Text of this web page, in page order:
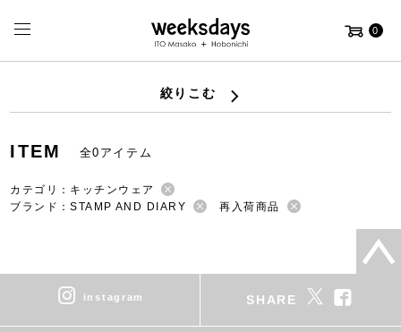
0
絞りこむ
ITEM 全0アイテム
カテゴリ：キッチンウェア
ブランド：STAMP AND DIARY
再入荷商品
instagram SHARE